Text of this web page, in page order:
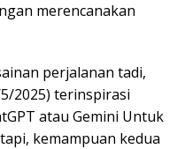
merencanakan
perjalanan tadi,
2025) terinspirasi
atau Gemini Untuk
kemampuan kedua